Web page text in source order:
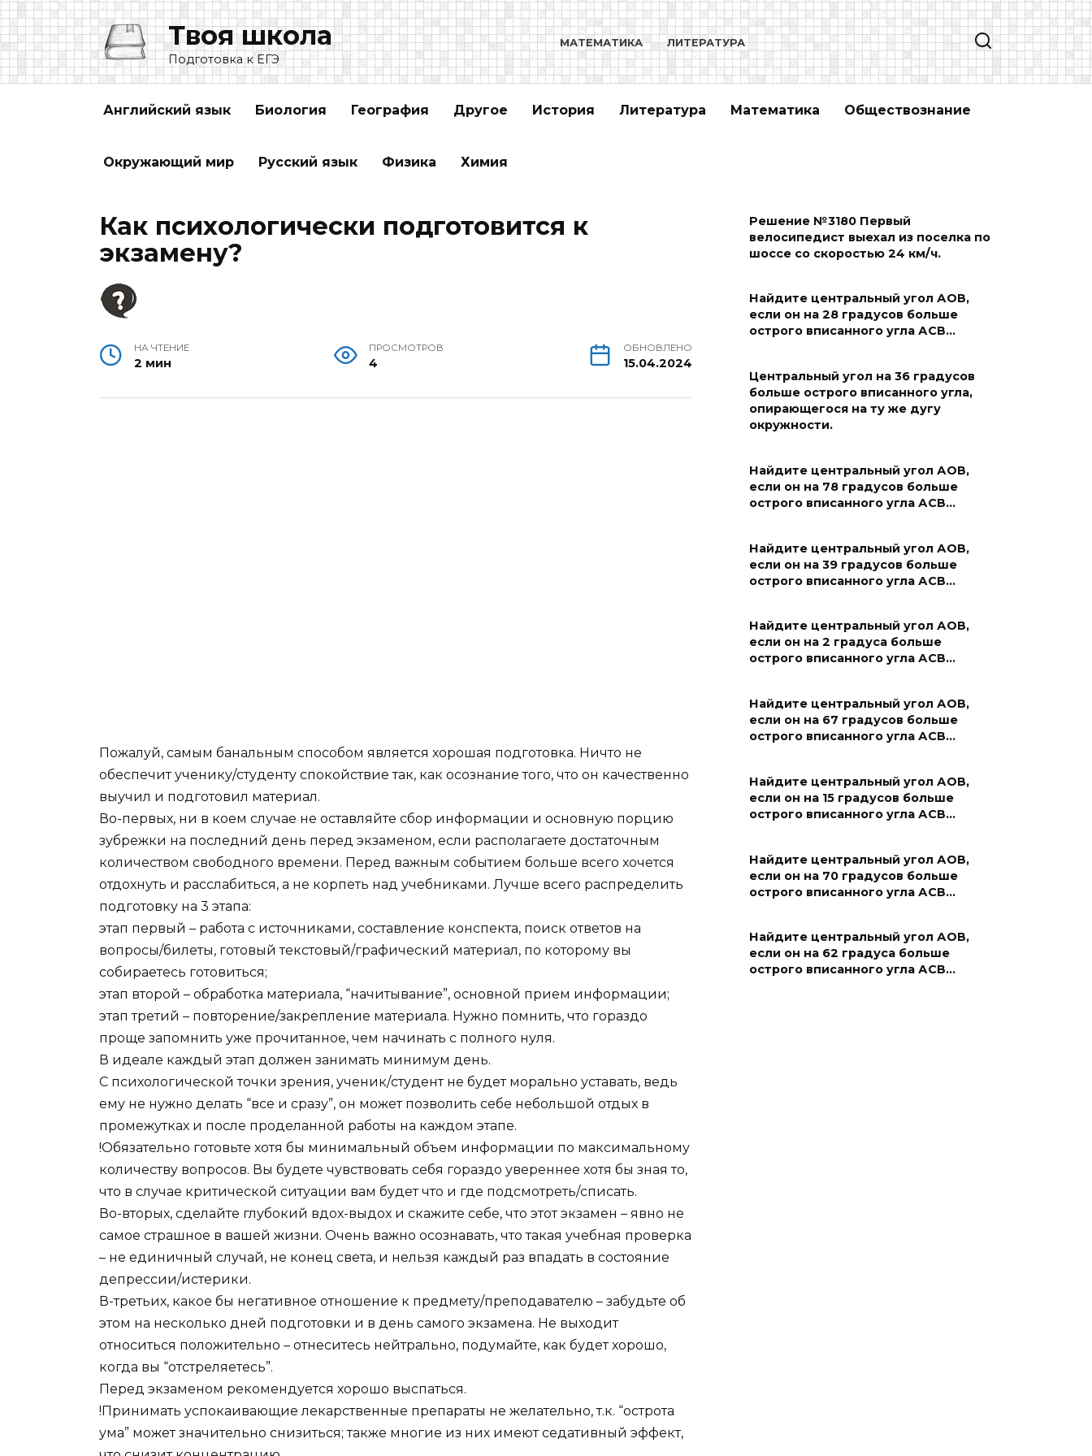
Перейти
к
содержанию
Твоя школа
Подготовка к ЕГЭ
МАТЕМАТИКА ЛИТЕРАТУРА
Английский язык Биология География Другое История Литература Математика Обществознание
Окружающий мир Русский язык Физика Химия
Как психологически подготовится к
экзамену?
НА ЧТЕНИЕ
2 мин
ПРОСМОТРОВ
4
ОБНОВЛЕНО
15.04.2024
Пожалуй, самым банальным способом является хорошая подготовка. Ничто не
обеспечит ученику/студенту спокойствие так, как осознание того, что он качественно
выучил и подготовил материал.
Во-первых, ни в коем случае не оставляйте сбор информации и основную порцию
зубрежки на последний день перед экзаменом, если располагаете достаточным
количеством свободного времени. Перед важным событием больше всего хочется
отдохнуть и расслабиться, а не корпеть над учебниками. Лучше всего распределить
подготовку на 3 этапа:
этап первый – работа с источниками, составление конспекта, поиск ответов на
вопросы/билеты, готовый текстовый/графический материал, по которому вы
собираетесь готовиться;
этап второй – обработка материала, “начитывание”, основной прием информации;
этап третий – повторение/закрепление материала. Нужно помнить, что гораздо
проще запомнить уже прочитанное, чем начинать с полного нуля.
В идеале каждый этап должен занимать минимум день.
С психологической точки зрения, ученик/студент не будет морально уставать, ведь
ему не нужно делать “все и сразу”, он может позволить себе небольшой отдых в
промежутках и после проделанной работы на каждом этапе.
!Обязательно готовьте хотя бы минимальный объем информации по максимальному
количеству вопросов. Вы будете чувствовать себя гораздо увереннее хотя бы зная то,
что в случае критической ситуации вам будет что и где подсмотреть/списать.
Во-вторых, сделайте глубокий вдох-выдох и скажите себе, что этот экзамен – явно не
самое страшное в вашей жизни. Очень важно осознавать, что такая учебная проверка
– не единичный случай, не конец света, и нельзя каждый раз впадать в состояние
депрессии/истерики.
В-третьих, какое бы негативное отношение к предмету/преподавателю – забудьте об
этом на несколько дней подготовки и в день самого экзамена. Не выходит
относиться положительно – отнеситесь нейтрально, подумайте, как будет хорошо,
когда вы “отстреляетесь”.
Перед экзаменом рекомендуется хорошо выспаться.
!Принимать успокаивающие лекарственные препараты не желательно, т.к. “острота
ума” может значительно снизиться; также многие из них имеют седативный эффект,
Решение №3180 Первый
велосипедист выехал из поселка по
шоссе со скоростью 24 км/ч.
Найдите центральный угол АОВ,
если он на 28 градусов больше
острого вписанного угла АСВ…
Центральный угол на 36 градусов
больше острого вписанного угла,
опирающегося на ту же дугу
окружности.
Найдите центральный угол АОВ,
если он на 78 градусов больше
острого вписанного угла АСВ…
Найдите центральный угол АОВ,
если он на 39 градусов больше
острого вписанного угла АСВ…
Найдите центральный угол АОВ,
если он на 2 градуса больше
острого вписанного угла АСВ…
Найдите центральный угол АОВ,
если он на 67 градусов больше
острого вписанного угла АСВ…
Найдите центральный угол АОВ,
если он на 15 градусов больше
острого вписанного угла АСВ…
Найдите центральный угол АОВ,
если он на 70 градусов больше
острого вписанного угла АСВ…
Найдите центральный угол АОВ,
если он на 62 градуса больше
острого вписанного угла АСВ…